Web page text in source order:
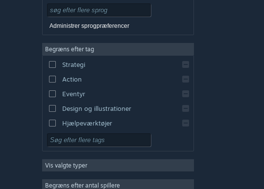
Administrer sprogpræferencer
Begræns efter tag
Strategi
Action
Eventyr
Design og illustrationer
Hjælpeværktøjer
Gratis at spille
Massiv multiplayer
Indie
Vis valgte typer
Begræns efter antal spillere